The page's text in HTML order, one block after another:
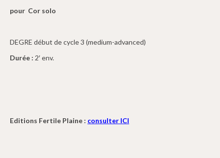
pour Cor solo
DEGRE début de cycle 3 (medium-advanced)
Durée : 2′ env.
Editions Fertile Plaine : consulter ICI